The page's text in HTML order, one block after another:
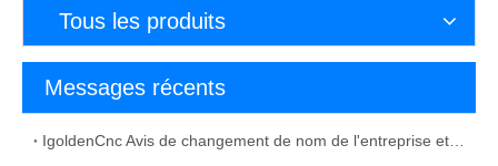
Tous les produits
Messages récents